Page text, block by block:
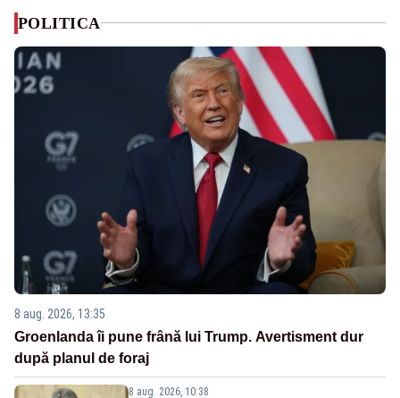
POLITICA
8 aug. 2026, 13:35
Groenlanda îi pune frână lui Trump. Avertisment dur
după planul de foraj
8 aug. 2026, 10:38